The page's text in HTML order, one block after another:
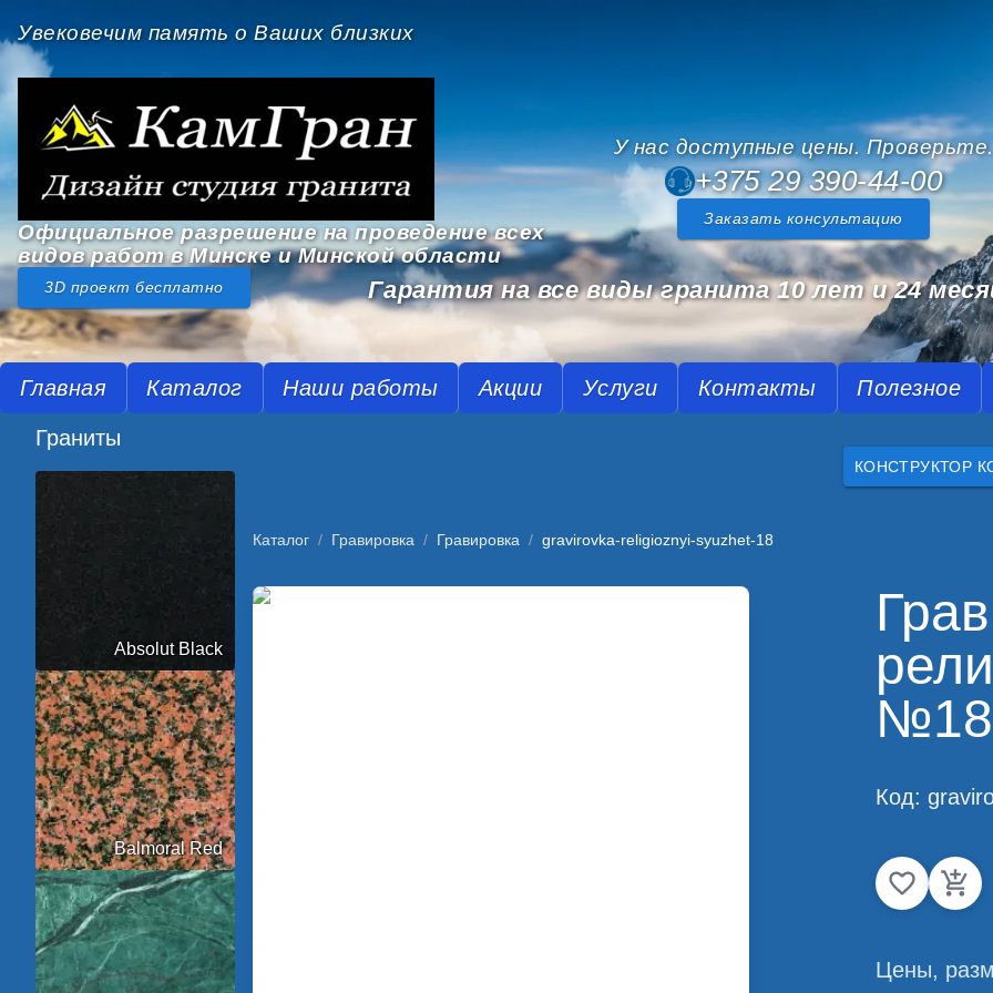
Увековечим память о Ваших близких
У нас доступные цены. Проверьте.
+375 29 390-44-00
Заказать консультацию
Официальное разрешение на проведение всех
видов работ в Минске и Минской области
3D проект бесплатно Гарантия на все виды гранита 10 лет и 24
Главная Каталог Наши работы Акции Услуги Контакты Полезное
Граниты
Absolut Black
Balmoral Red
КОНСТРУКТОР
Каталог / Гравировка / Гравировка / gravirovka-religioznyi-syuzhet-18
№18
Код:
Цены,